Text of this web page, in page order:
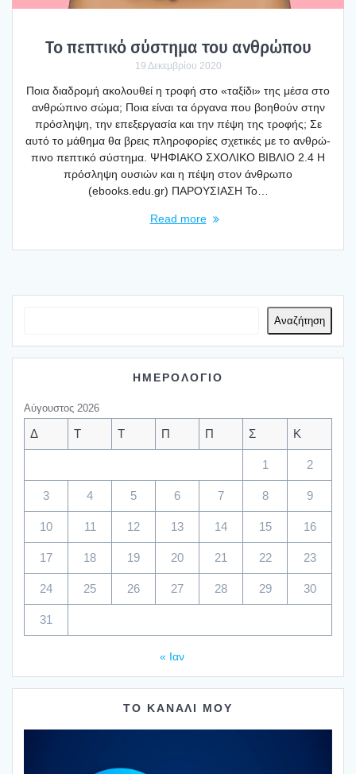
Το πεπτι­κό σύστη­μα του ανθρώ­που
19 Δεκεμβρίου 2020
Ποια δια­δρο­μή ακο­λου­θεί η τρο­φή στο «ταξί­δι» της μέσα στο
ανθρώ­πι­νο σώμα; Ποια είναι τα όργα­να που βοη­θούν στην
πρό­σλη­ψη, την επε­ξερ­γα­σία και την πέψη της τρο­φής; Σε
αυτό το μάθη­μα θα βρεις πλη­ρο­φο­ρί­ες σχε­τι­κές με το ανθρώ­
πι­νο πεπτι­κό σύστη­μα. ΨΗΦΙΑΚΟ ΣΧΟΛΙΚΟ ΒΙΒΛΙΟ 2.4 Η
πρό­σλη­ψη ουσιών και η πέψη στον άνθρω­πο
(ebooks.edu.gr) ΠΑΡΟΥΣΙΑΣΗ Το…
Read more
Αναζήτηση
ΗΜΕΡΟΛΟΓΙΟ
Αύγουστος 2026
Δ Τ Τ Π Π Σ Κ
1 2
3 4 5 6 7 8 9
10 11 12 13 14 15 16
17 18 19 20 21 22 23
24 25 26 27 28 29 30
31
« Ιαν
ΤΟ ΚΑΝΑΛΙ ΜΟΥ